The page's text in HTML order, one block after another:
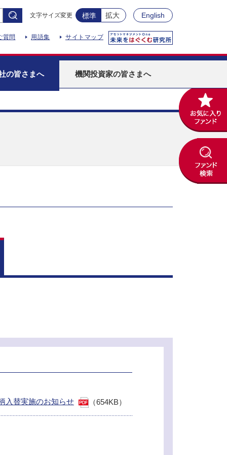
文字サイズ変更 標準 拡大 English
質問 用語集 サイトマップ
の皆さまへ 機関投資家の皆さまへ
入替実施のお知らせ （654KB）